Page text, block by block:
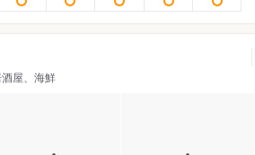
屋、海鮮